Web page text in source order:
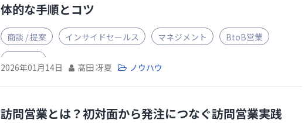
体的な手順とコツ
商談 / 提案 インサイドセールス マネジメント
BtoB営業
2026年01月14日 髙田 冴夏 ノウハウ
訪問営業とは？初対面から発注につなぐ訪問営業実践